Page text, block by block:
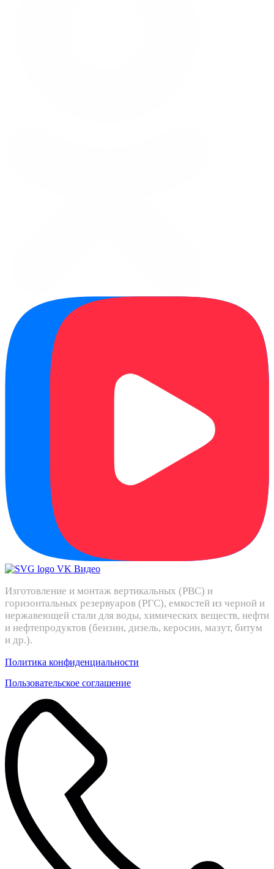
Изготовление и монтаж вертикальных (РВС) и
горизонтальных резервуаров (РГС), емкостей из черной и
нержавеющей стали для воды, химических веществ, нефти
и нефтепродуктов (бензин, дизель, керосин, мазут, битум
и др.).
Политика конфиденциальности
Пользовательское соглашение